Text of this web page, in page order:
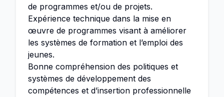
de programmes et/ou de projets.
Expérience technique dans la mise en
œuvre de programmes visant à améliorer
les systèmes de formation et l’emploi des
jeunes.
Bonne compréhension des politiques et
systèmes de développement des
compétences et d’insertion professionnelle